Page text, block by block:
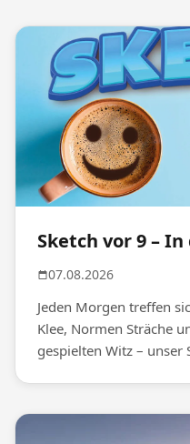
Sketch vor 9 –
07.08.2026
Jeden Morgen treffen
Klee, Normen Sträche
gespielten Witz – unser